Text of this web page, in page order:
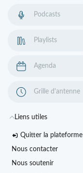
Podcasts
Playlists
Agenda
Grille d'antenne
Liens utiles
Quitter la plateforme
Nous contacter
Nous soutenir